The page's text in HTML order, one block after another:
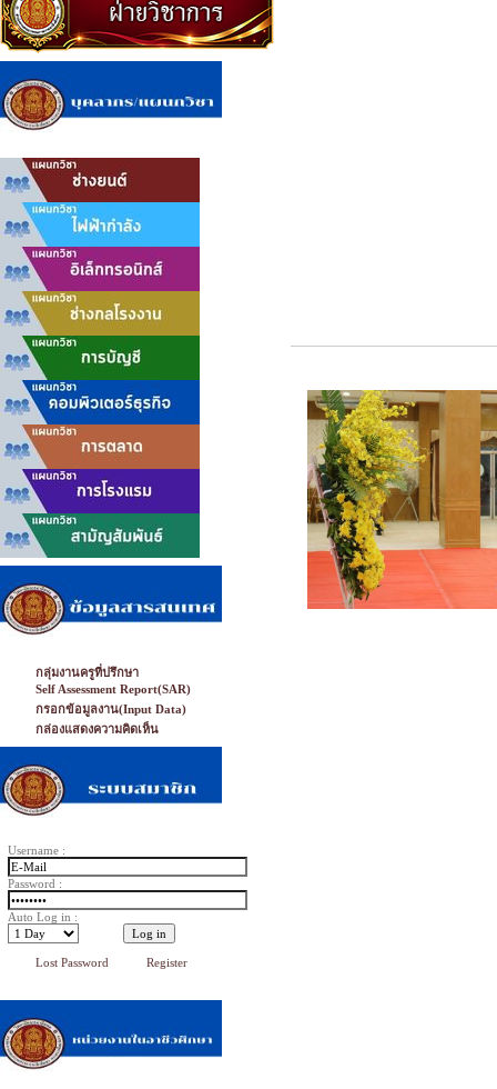
กลุ่มงานครูที่ปรึกษา
Self Assessment Report(SAR)
กรอกข้อมูลงาน(Input Data)
กล่องแสดงความคิดเห็น
Username :
Password :
Auto Log in :
Lost Password Register